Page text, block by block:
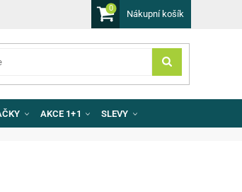
0
Nákupní košík
AKCE 1+1 SLEVY